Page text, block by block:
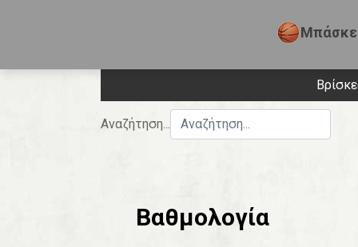
Αναζήτηση...
Βαθμολογία